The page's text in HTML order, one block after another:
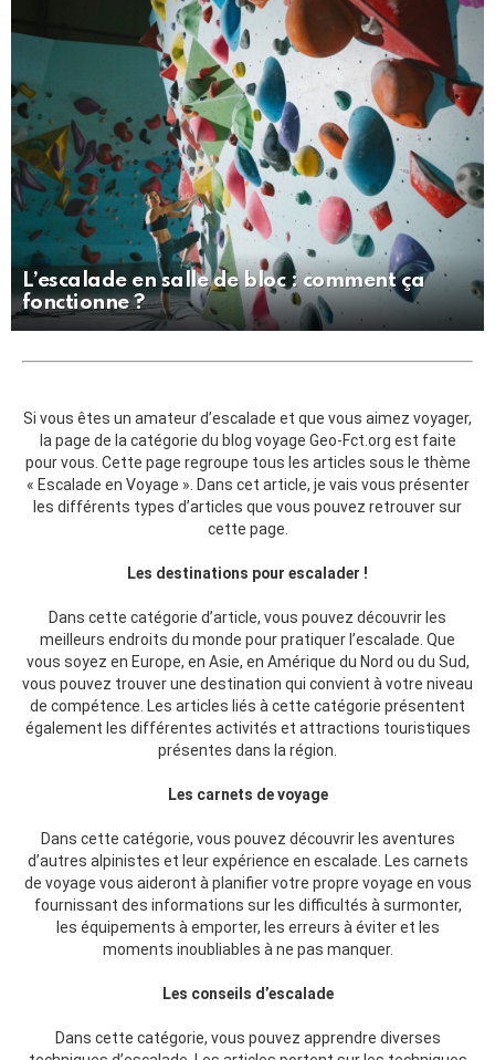
L’escalade en salle de bloc : comment ça
fonctionne ?
Si vous êtes un amateur d’escalade et que vous aimez voyager,
la page de la catégorie du blog voyage Geo-Fct.org est faite
pour vous. Cette page regroupe tous les articles sous le thème
« Escalade en Voyage ». Dans cet article, je vais vous présenter
les différents types d’articles que vous pouvez retrouver sur
cette page.
Les destinations pour escalader !
Dans cette catégorie d’article, vous pouvez découvrir les
meilleurs endroits du monde pour pratiquer l’escalade. Que
vous soyez en Europe, en Asie, en Amérique du Nord ou du Sud,
vous pouvez trouver une destination qui convient à votre niveau
de compétence. Les articles liés à cette catégorie présentent
également les différentes activités et attractions touristiques
présentes dans la région.
Les carnets de voyage
Dans cette catégorie, vous pouvez découvrir les aventures
d’autres alpinistes et leur expérience en escalade. Les carnets
de voyage vous aideront à planifier votre propre voyage en vous
fournissant des informations sur les difficultés à surmonter,
les équipements à emporter, les erreurs à éviter et les
moments inoubliables à ne pas manquer.
Les conseils d’escalade
Dans cette catégorie, vous pouvez apprendre diverses